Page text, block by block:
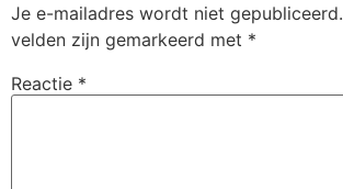
Je e-mailadres wordt niet gepubliceerd.
velden zijn gemarkeerd met *
Reactie *